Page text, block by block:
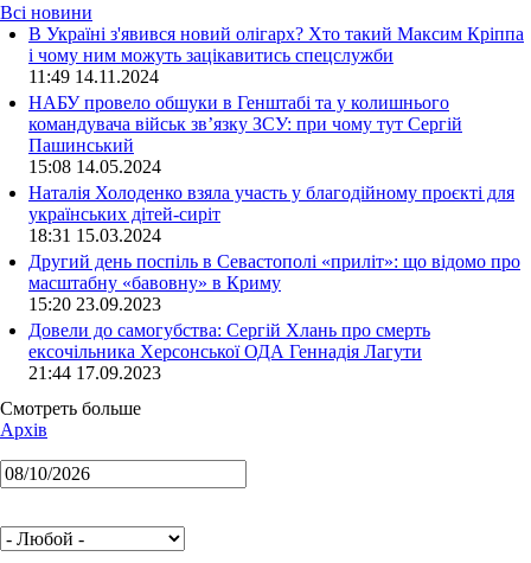
Всі новини
В Україні з'явився новий олігарх? Хто такий Максим Кріппа
і чому ним можуть зацікавитись спецслужби
11:49 14.11.2024
НАБУ провело обшуки в Генштабі та у колишнього
командувача військ зв’язку ЗСУ: при чому тут Сергій
Пашинський
15:08 14.05.2024
Наталія Холоденко взяла участь у благодійному проєкті для
українських дітей-сиріт
18:31 15.03.2024
Другий день поспіль в Севастополі «приліт»: що відомо про
масштабну «бавовну» в Криму
15:20 23.09.2023
Довели до самогубства: Сергій Хлань про смерть
ексочільника Херсонської ОДА Геннадія Лагути
21:44 17.09.2023
Смотреть больше
Архів